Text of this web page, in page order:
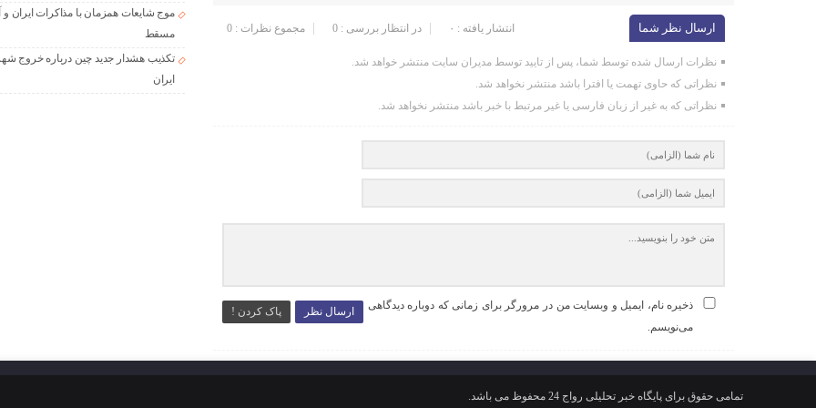
ارسال نظر شما مجموع نظرات : 0 در انتظار بررسی : 0 انتشار یافته : ۰
نظرات ارسال شده توسط شما، پس از تایید توسط مدیران سایت منتشر خواهد شد.
نظراتی که حاوی تهمت یا افترا باشد منتشر نخواهد شد.
نظراتی که به غیر از زبان فارسی یا غیر مرتبط با خبر باشد منتشر نخواهد شد.
ارسال نظر پاک کردن !
ذخیره نام، ایمیل و وبسایت من در مرورگر برای زمانی که دوباره دیدگاهی
می‌نویسم.
موج شایعات همزمان با مذاکرات ایران و
مسقط
تکذیب هشدار جدید چین درباره خروج
ایران
تمامی حقوق برای پایگاه خبر تحلیلی رواج 24 محفوظ می باشد.